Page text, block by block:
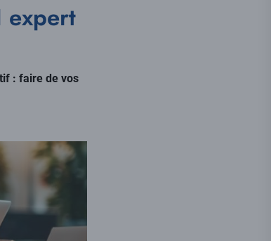
expert
: faire de vos